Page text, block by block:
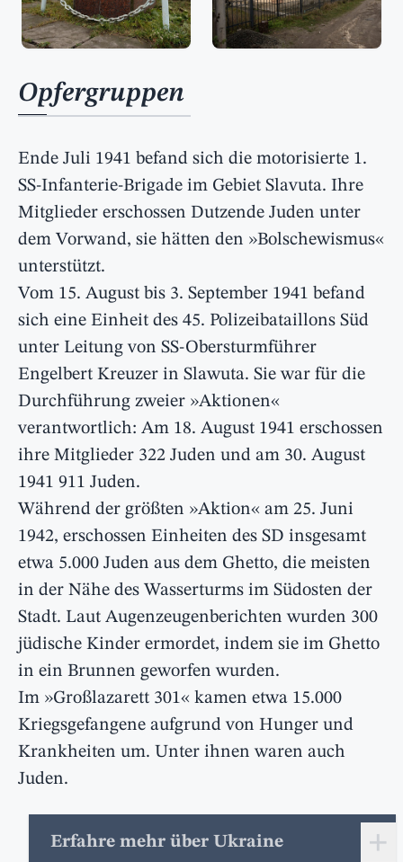
Opfergruppen
Ende Juli 1941 befand sich die motorisierte 1.
SS-Infanterie-Brigade im Gebiet Slavuta. Ihre
Mitglieder erschossen Dutzende Juden unter
dem Vorwand, sie hätten den »Bolschewismus«
unterstützt.
Vom 15. August bis 3. September 1941 befand
sich eine Einheit des 45. Polizeibataillons Süd
unter Leitung von SS-Obersturmführer
Engelbert Kreuzer in Slawuta. Sie war für die
Durchführung zweier »Aktionen«
verantwortlich: Am 18. August 1941 erschossen
ihre Mitglieder 322 Juden und am 30. August
1941 911 Juden.
Während der größten »Aktion« am 25. Juni
1942, erschossen Einheiten des SD insgesamt
etwa 5.000 Juden aus dem Ghetto, die meisten
in der Nähe des Wasserturms im Südosten der
Stadt. Laut Augenzeugenberichten wurden 300
jüdische Kinder ermordet, indem sie im Ghetto
in ein Brunnen geworfen wurden.
Im »Großlazarett 301« kamen etwa 15.000
Kriegsgefangene aufgrund von Hunger und
Krankheiten um. Unter ihnen waren auch
Juden.
Erfahre mehr über Ukraine +